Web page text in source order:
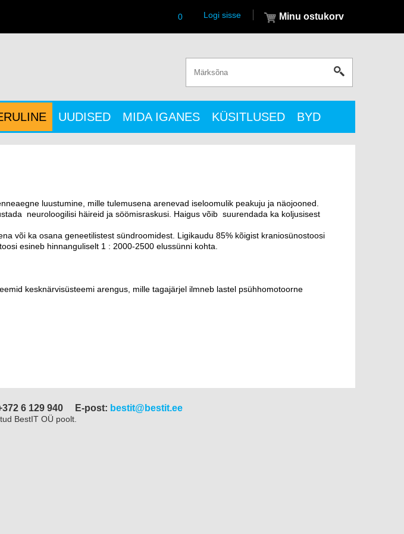
0 Minu ostukorv
Logi sisse
UUDISED MIDA IGANES KÜSITLUSED BYD
luustumine, mille tulemusena arenevad iseloomulik peakuju ja näojooned.
neuroloogilisi häireid ja söömisraskusi. Haigus võib suurendada ka koljusisest
või ka osana geneetilistest sündroomidest. Ligikaudu 85% kõigist kraniosünostoosi
esineb hinnanguliselt 1 : 2000-2500 elussünni kohta.
kesknärvisüsteemi arengus, mille tagajärjel ilmneb lastel psühhomotoorne
6 129 940 E-post: bestit@bestit.ee
BestIT OÜ poolt.